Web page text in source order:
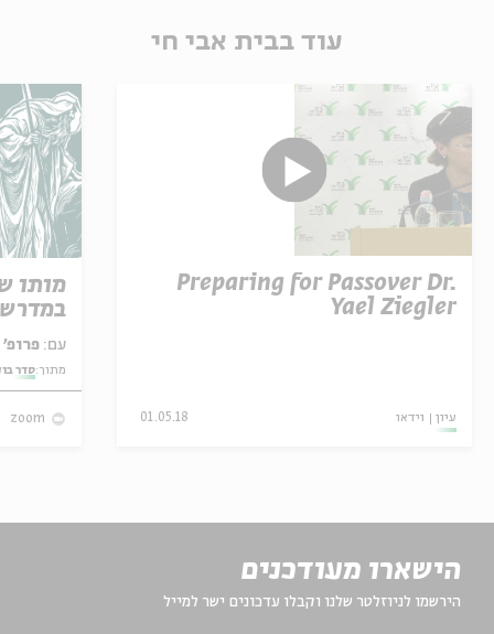
עוד בבית אבי חי
Preparing for Passover Dr.
Yael Ziegler
עיון וידאו 01.05.18
מותו
עם: פרופ' אביגדור שנאן
מתוך:סדר
zoom
הישארו מעודכנים
הירשמו לניוזלטר שלנו וקבלו עדכונים ישר למייל